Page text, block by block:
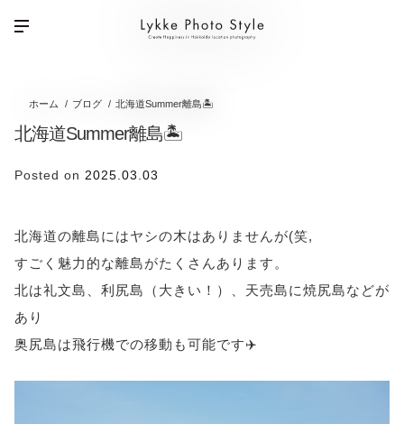
ホーム ブログ 北海道Summer離島🏝️
北海道Summer離島🏝️
Posted on 2025.03.03
北海道の離島にはヤシの木はありませんが(笑,
すごく魅力的な離島がたくさんあります。
北は礼文島、利尻島（大きい！）、天売島に焼尻島などが
あり
奥尻島は飛行機での移動も可能です✈️